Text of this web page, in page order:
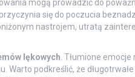
mogą prowadzić do
się do poczucia
nastrojem, utratą
lękowych . Tłumione
Warto podkreślić, że